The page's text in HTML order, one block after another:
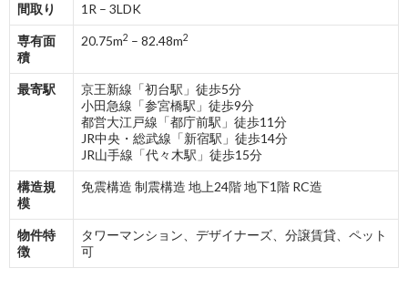
間取り 1R – 3LDK
専有面
積
20.75m2 – 82.48m2
最寄駅
京王新線「初台駅」徒歩5分
小田急線「参宮橋駅」徒歩9分
都営大江戸線「都庁前駅」徒歩11分
JR中央・総武線「新宿駅」徒歩14分
JR山手線「代々木駅」徒歩15分
構造規
模
免震構造 制震構造 地上24階 地下1階 RC造
物件特
徴
タワーマンション、デザイナーズ、分譲賃貸、ペット
可